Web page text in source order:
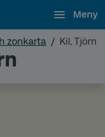
Meny
zonkarta Kil, Tjörn